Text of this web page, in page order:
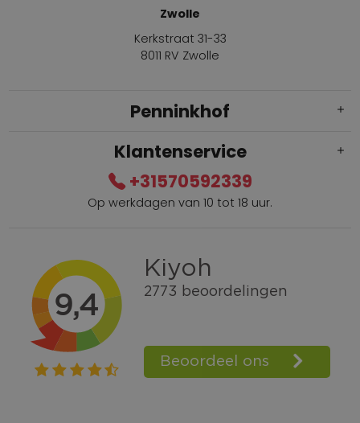
Zwolle
Kerkstraat 31-33
8011 RV Zwolle
Penninkhof
Gratis verzending vanaf € 100,=
Bel +31570592339
Spaarpunten
Shop the Look
Telefonisch bestellen ook mogelijk
Klantenservice
+31570592339
Op werkdagen van 10 tot 18 uur.